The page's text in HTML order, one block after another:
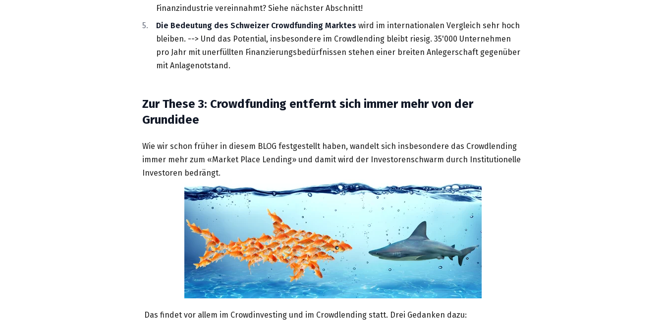
Finanzindustrie vereinnahmt? Siehe nächster Abschnitt!
Die Bedeutung des Schweizer Crowdfunding Marktes wird im internationalen Vergleich sehr hoch
bleiben. --> Und das Potential, insbesondere im Crowdlending bleibt riesig. 35'000 Unternehmen
pro Jahr mit unerfüllten Finanzierungsbedürfnissen stehen einer breiten Anlegerschaft gegenüber
mit Anlagenotstand.
Zur These 3: Crowdfunding entfernt sich immer mehr von der
Grundidee
Wie wir schon früher in diesem BLOG festgestellt haben, wandelt sich insbesondere das Crowdlending
immer mehr zum «Market Place Lending» und damit wird der Investorenschwarm durch Institutionelle
Investoren bedrängt.
Das findet vor allem im Crowdinvesting und im Crowdlending statt. Drei Gedanken dazu: